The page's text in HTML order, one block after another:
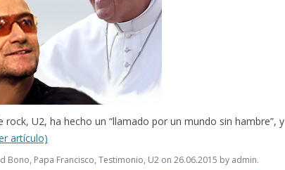
U2, ha hecho un “llamado por un mundo sin hambre”, y
artículo)
Bono, Papa Francisco, Testimonio, U2on 26.06.2015 by admin.